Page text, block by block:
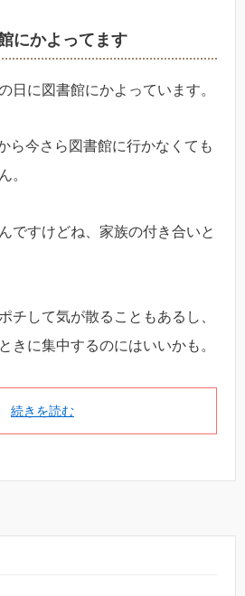
にかよってます
日に図書館にかよっています。
ら今さら図書館に行かなくても
。
ですけどね、家族の付き合いと
チして気が散ることもあるし、
きに集中するのにはいいかも。
続きを読む